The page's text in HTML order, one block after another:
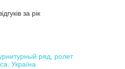
за рік
ряд, ролет
Україна